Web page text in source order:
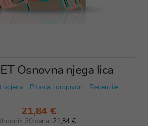
Osnovna njega lica
ocjena Pitanja i odgovori Recenzije
21,84 €
30 dana: 21,84 €